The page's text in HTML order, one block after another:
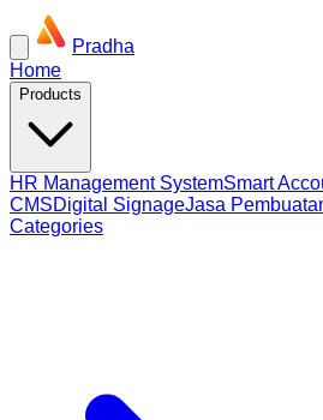
Pradha
Home
Products
HR Management SystemSmart
CMSDigital SignageJasa
Categories